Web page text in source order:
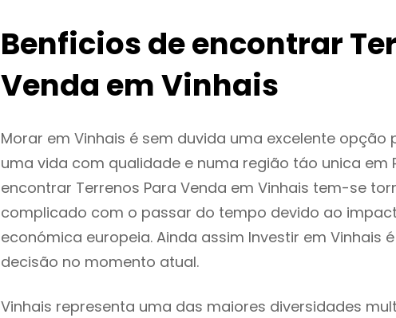
Benficios de encontrar
Venda em Vinhais
Morar em Vinhais é sem duvida uma excelente opção
uma vida com qualidade e numa região táo unica em
encontrar Terrenos Para Venda em Vinhais tem-se
complicado com o passar do tempo devido ao
económica europeia. Ainda assim Investir em Vinhais
decisão no momento atual.
Vinhais representa uma das maiores diversidades